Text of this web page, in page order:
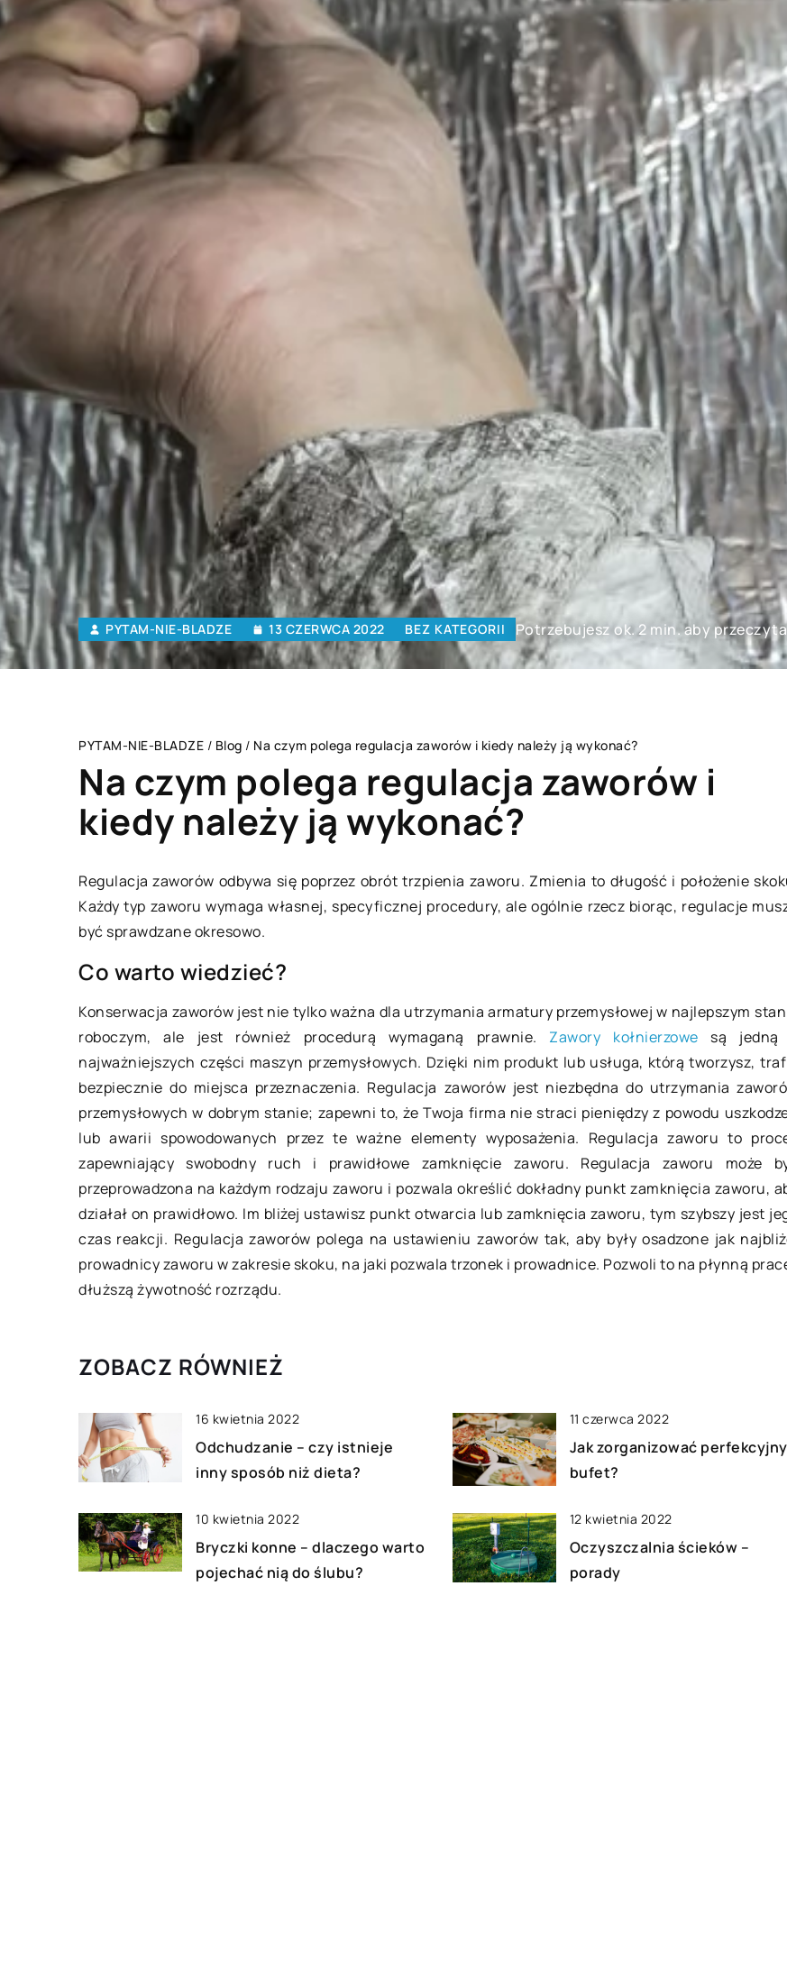
PYTAM-NIE-BLADZE 13 CZERWCA 2022 BEZ KATEGORII Potrzebujesz ok. 2 min. aby
PYTAM-NIE-BLADZE / Blog / Na czym polega regulacja zaworów i kiedy należy ją wykonać?
Na czym polega regulacja zaworów i
kiedy należy ją wykonać?
Regulacja zaworów odbywa się poprzez obrót trzpienia zaworu. Zmienia to długość i położenie
Każdy typ zaworu wymaga własnej, specyficznej procedury, ale ogólnie rzecz biorąc, regulacje
być sprawdzane okresowo.
Co warto wiedzieć?
Konserwacja zaworów jest nie tylko ważna dla utrzymania armatury przemysłowej w najlepszym
roboczym, ale jest również procedurą wymaganą prawnie. Zawory kołnierzowe są jedną
najważniejszych części maszyn przemysłowych. Dzięki nim produkt lub usługa, którą tworzysz,
bezpiecznie do miejsca przeznaczenia. Regulacja zaworów jest niezbędna do utrzymania
przemysłowych w dobrym stanie; zapewni to, że Twoja firma nie straci pieniędzy z powodu
lub awarii spowodowanych przez te ważne elementy wyposażenia. Regulacja zaworu to
zapewniający swobodny ruch i prawidłowe zamknięcie zaworu. Regulacja zaworu może
przeprowadzona na każdym rodzaju zaworu i pozwala określić dokładny punkt zamknięcia zaworu,
działał on prawidłowo. Im bliżej ustawisz punkt otwarcia lub zamknięcia zaworu, tym szybszy jest
czas reakcji. Regulacja zaworów polega na ustawieniu zaworów tak, aby były osadzone jak
prowadnicy zaworu w zakresie skoku, na jaki pozwala trzonek i prowadnice. Pozwoli to na płynną
dłuższą żywotność rozrządu.
ZOBACZ RÓWNIEŻ
16 kwietnia 2022
Odchudzanie – czy istnieje
inny sposób niż dieta?
11 czerwca 2022
Jak zorganizować perfekcyjny
bufet?
10 kwietnia 2022
Bryczki konne – dlaczego warto
pojechać nią do ślubu?
12 kwietnia 2022
Oczyszczalnia ścieków –
porady
08 lutego 2021
Jakiego rodzaju szafki będą
odpowiednie do przechowywania
ubrań i bielizny?
Dom to wyjątkowe miejsce w życiu
każdego człowieka, ponieważ spełnia
wiele ważnych ról. Przede wszystkim
to w nim spędza się […]
13 października 2018
Najlepsze kurorty narciarskie za
granicą
Sezon narciarski coraz bliżej,
warto już teraz zastanowić się
wyborem najlepszego kierunku.
polskich stokach często brakuje